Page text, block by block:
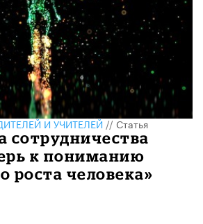
И УЧИТЕЛЕЙ//Статья
сотрудничества
к пониманию
роста человека»